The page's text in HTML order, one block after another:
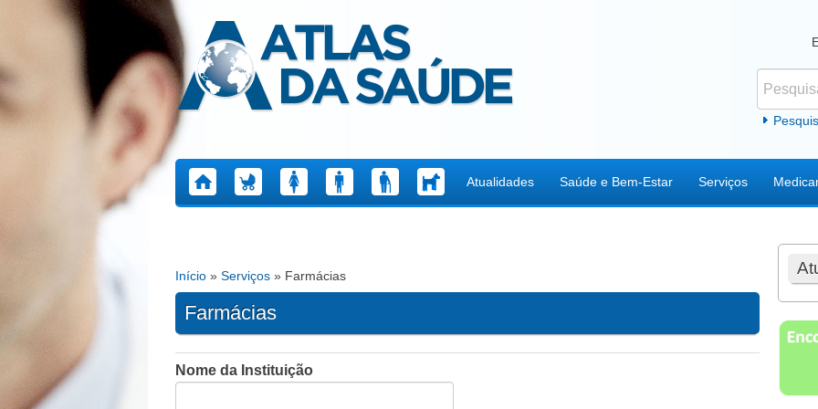
Atlas da Saúde
Atualidades Saúde e Bem-Estar Serviços
Está aqui
Início » Serviços » Farmácias
Farmácias
Nome da Instituição